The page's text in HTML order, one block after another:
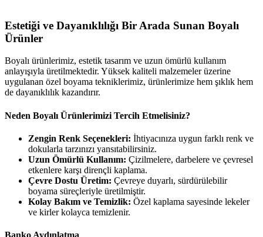
Estetiği ve Dayanıklılığı Bir Arada Sunan Boyalı
Ürünler
Boyalı ürünlerimiz, estetik tasarım ve uzun ömürlü kullanım
anlayışıyla üretilmektedir. Yüksek kaliteli malzemeler üzerine
uygulanan özel boyama tekniklerimiz, ürünlerimize hem şıklık hem
de dayanıklılık kazandırır.
Neden Boyalı Ürünlerimizi Tercih Etmelisiniz?
Zengin Renk Seçenekleri: İhtiyacınıza uygun farklı renk ve
dokularla tarzınızı yansıtabilirsiniz.
Uzun Ömürlü Kullanım: Çizilmelere, darbelere ve çevresel
etkenlere karşı dirençli kaplama.
Çevre Dostu Üretim: Çevreye duyarlı, sürdürülebilir
boyama süreçleriyle üretilmiştir.
Kolay Bakım ve Temizlik: Özel kaplama sayesinde lekeler
ve kirler kolayca temizlenir.